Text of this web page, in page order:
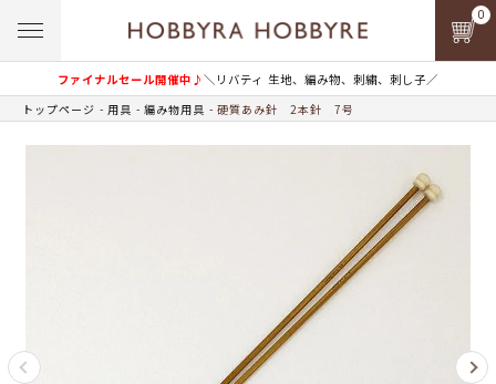
ファイナルセール開催中♪＼リバティ 生地、編み物、刺繍、刺し子／
0
トップページ 用具 編み物用具 硬質あみ針 2本針 7号